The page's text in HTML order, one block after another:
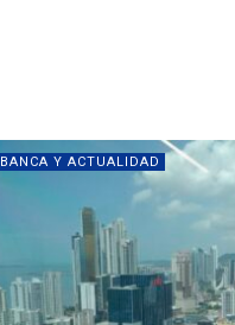
BANCA Y ACTUALIDAD